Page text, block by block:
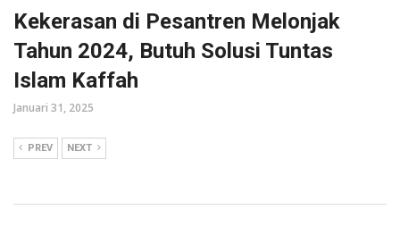
Kekerasan di Pesantren Melonjak
Tahun 2024, Butuh Solusi Tuntas
Islam Kaffah
Januari 31, 2025
PREV NEXT